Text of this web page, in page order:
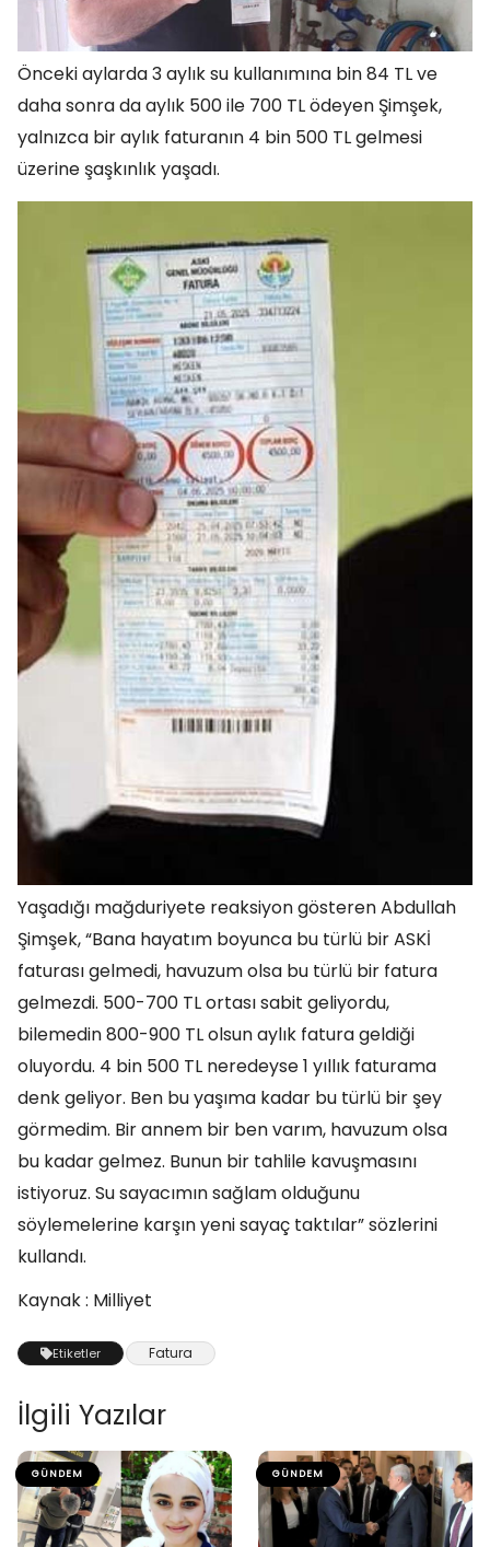
Önceki aylarda 3 aylık su kullanımına bin 84 TL ve
daha sonra da aylık 500 ile 700 TL ödeyen Şimşek,
yalnızca bir aylık faturanın 4 bin 500 TL gelmesi
üzerine şaşkınlık yaşadı.
Yaşadığı mağduriyete reaksiyon gösteren Abdullah
Şimşek, “Bana hayatım boyunca bu türlü bir ASKİ
faturası gelmedi, havuzum olsa bu türlü bir fatura
gelmezdi. 500-700 TL ortası sabit geliyordu,
bilemedin 800-900 TL olsun aylık fatura geldiği
oluyordu. 4 bin 500 TL neredeyse 1 yıllık faturama
denk geliyor. Ben bu yaşıma kadar bu türlü bir şey
görmedim. Bir annem bir ben varım, havuzum olsa
bu kadar gelmez. Bunun bir tahlile kavuşmasını
istiyoruz. Su sayacımın sağlam olduğunu
söylemelerine karşın yeni sayaç taktılar” sözlerini
kullandı.
Kaynak : Milliyet
Etiketler Fatura
İlgili Yazılar
GÜNDEM GÜNDEM